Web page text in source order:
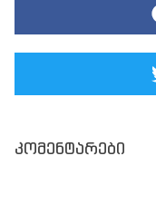
კომენტარები